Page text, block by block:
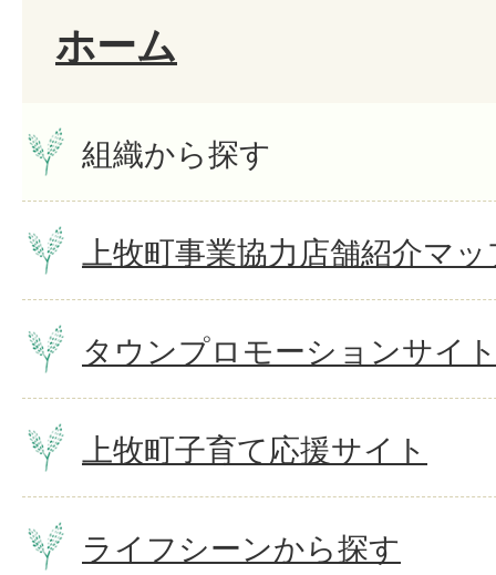
ホーム
組織から探す
上牧町事業協力店舗紹介マ
タウンプロモーションサイ
上牧町子育て応援サイト
ライフシーンから探す